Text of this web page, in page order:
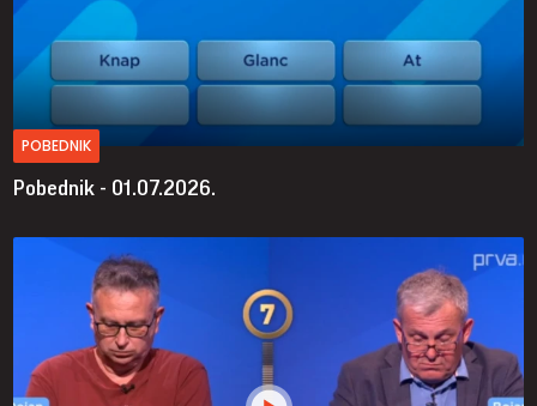
POBEDNIK
Pobednik - 01.07.2026.